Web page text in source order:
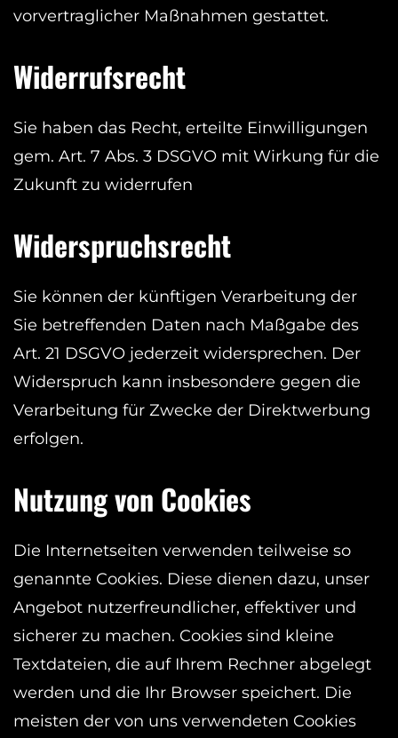
vorvertraglicher Maßnahmen gestattet.
Widerrufsrecht
Sie haben das Recht, erteilte Einwilligungen
gem. Art. 7 Abs. 3 DSGVO mit Wirkung für die
Zukunft zu widerrufen
Widerspruchsrecht
Sie können der künftigen Verarbeitung der
Sie betreffenden Daten nach Maßgabe des
Art. 21 DSGVO jederzeit widersprechen. Der
Widerspruch kann insbesondere gegen die
Verarbeitung für Zwecke der Direktwerbung
erfolgen.
Nutzung von Cookies
Die Internetseiten verwenden teilweise so
genannte Cookies. Diese dienen dazu, unser
Angebot nutzerfreundlicher, effektiver und
sicherer zu machen. Cookies sind kleine
Textdateien, die auf Ihrem Rechner abgelegt
werden und die Ihr Browser speichert. Die
meisten der von uns verwendeten Cookies